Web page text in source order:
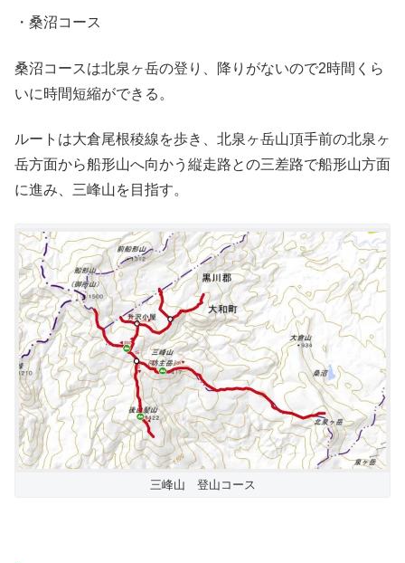
・桑沼コース
桑沼コースは北泉ヶ岳の登り、降りがないので2時間くら
いに時間短縮ができる。
ルートは大倉尾根稜線を歩き、北泉ヶ岳山頂手前の北泉ヶ
岳方面から船形山へ向かう縦走路との三差路で船形山方面
に進み、三峰山を目指す。
三峰山 登山コース